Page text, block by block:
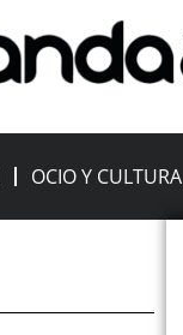
OCIO Y CULTURA